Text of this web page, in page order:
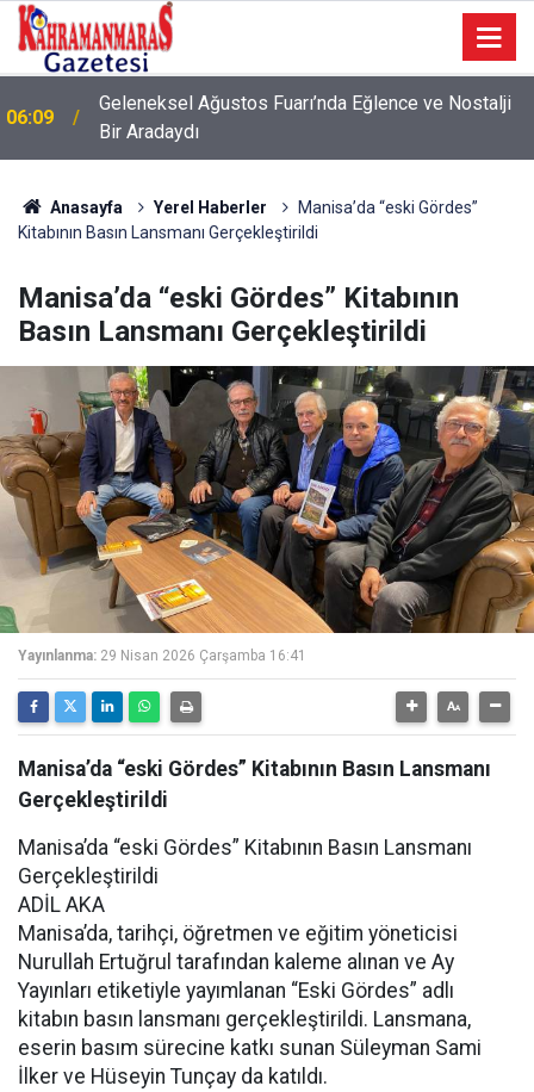
06:09
Geleneksel Ağustos Fuarı’nda Eğlence ve Nostalji
Bir Aradaydı
Anasayfa Yerel Haberler
Manisa’da “eski Gördes”
Kitabının Basın Lansmanı Gerçekleştirildi
Manisa’da “eski Gördes” Kitabının
Basın Lansmanı Gerçekleştirildi
Yayınlanma: 29 Nisan 2026 Çarşamba 16:41
Manisa’da “eski Gördes” Kitabının Basın Lansmanı
Gerçekleştirildi
Manisa’da “eski Gördes” Kitabının Basın Lansmanı
Gerçekleştirildi
ADİL AKA
Manisa’da, tarihçi, öğretmen ve eğitim yöneticisi
Nurullah Ertuğrul tarafından kaleme alınan ve Ay
Yayınları etiketiyle yayımlanan “Eski Gördes” adlı
kitabın basın lansmanı gerçekleştirildi. Lansmana,
eserin basım sürecine katkı sunan Süleyman Sami
İlker ve Hüseyin Tunçay da katıldı.